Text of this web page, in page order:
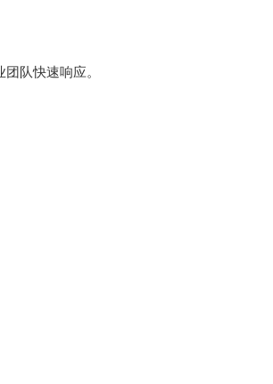
队快速响应。